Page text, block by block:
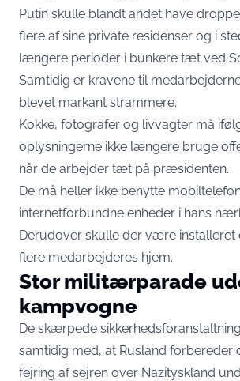
Putin skulle blandt andet have
flere af sine private residenser og i
længere perioder i bunkere tæt ved
Samtidig er kravene til
blevet markant strammere.
Kokke, fotografer og livvagter må
oplysningerne ikke længere bruge
når de arbejder tæt på præsidenten.
De må heller ikke benytte
internetforbundne enheder i hans
Derudover skulle der være installeret
flere medarbejderes hjem.
Stor militærparade
kampvogne
De skærpede
samtidig med, at Rusland forbereder
fejring af sejren over Nazityskland